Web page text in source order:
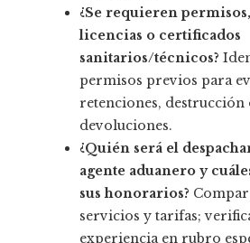
¿Se requieren permisos,
licencias o certificados
sanitarios/técnicos?
permisos previos para
retenciones, destrucción
devoluciones.
¿Quién será el
agente aduanero y
sus honorarios?
servicios y tarifas;
experiencia en rubro